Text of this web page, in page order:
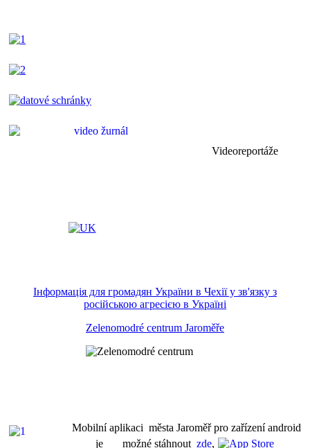
Videoreportáže
Інформація для громадян України в Чехії у зв'язку з
російською агресією в Україні
Zelenomodré centrum Jaroměře
Mobilní aplikaci města Jaroměř pro zařízení android
je možné stáhnout zde,